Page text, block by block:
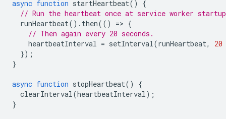
async function startHeartbeat()
{
// Run the heartbeat once at service worker
runHeartbeat(). then(() => {
// Then again every 20 seconds.
heartbeatInterval = setInterval(runHeartbeat,
20
});
}
async function stopHeartbeat()
{
clearInterval(heartbeatInterval);
}